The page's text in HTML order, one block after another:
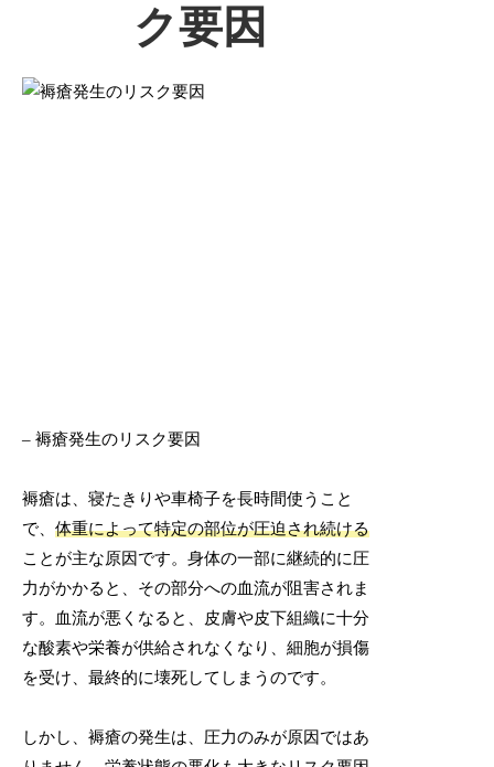
ク要因
– 褥瘡発生のリスク要因
褥瘡は、寝たきりや車椅子を長時間使うこと
で、体重によって特定の部位が圧迫され続ける
ことが主な原因です。身体の一部に継続的に圧
力がかかると、その部分への血流が阻害されま
す。血流が悪くなると、皮膚や皮下組織に十分
な酸素や栄養が供給されなくなり、細胞が損傷
を受け、最終的に壊死してしまうのです。
しかし、褥瘡の発生は、圧力のみが原因ではあ